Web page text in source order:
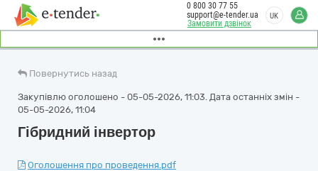
Замовити дзвінок
0 800 30 77 55
support@e-tender.ua
UK
Повернутись назад
Закупівлю оголошено - 05-05-2026, 11:03. Дата останніх змін -
05-05-2026, 11:04
Гібридний інвертор
Оголошення про проведення.pdf